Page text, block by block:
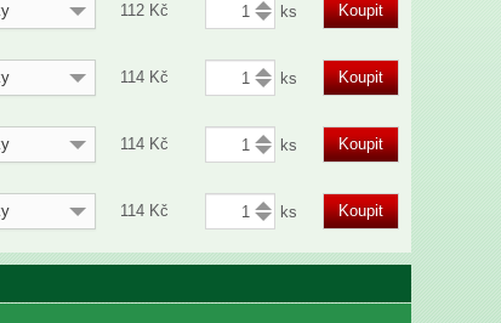
112 Kč Koupit
114 Kč Koupit
114 Kč Koupit
114 Kč Koupit